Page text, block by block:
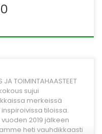
JA TOIMINTAHAASTEET
sujui
merkeissä
tiloissa.
2019 jälkeen
heti vauhdikkaasti